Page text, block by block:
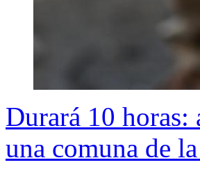
Durará 10 horas:
una comuna de